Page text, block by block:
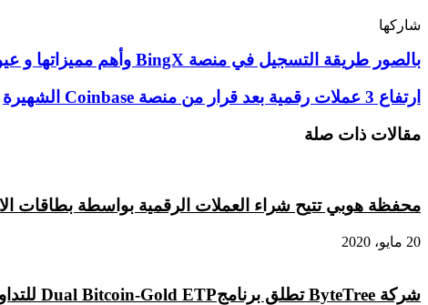
شاركها
بالصور
طريقة
التسجيل
في
منصة
BingX
عيوبها
بالصور طريقة التسجيل في منصة BingX وأهم مميزاتها و عيوبها
ارتفاع
عملات
رقمية
منصة
Coinbase
الشهيرة
ارتفاع 3 عملات رقمية بعد قرار من منصة Coinbase الشهيرة
مقالات ذات صلة
محفظة هوبي تتيح شراء العملات الرقمية بواسطة بطاقات
20 مايو، 2020
شركة ByteTree تطلق برنامجDual Bitcoin-Gold ETP للتداول في أوروبا